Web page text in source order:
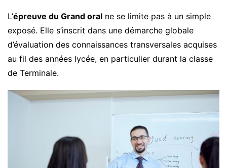
L’épreuve du Grand oral ne se limite pas à un simple
exposé. Elle s’inscrit dans une démarche globale
d’évaluation des connaissances transversales acquises
au fil des années lycée, en particulier durant la classe
de Terminale.